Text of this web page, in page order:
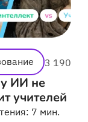
3 190
ИИ не
учителей
7 мин.